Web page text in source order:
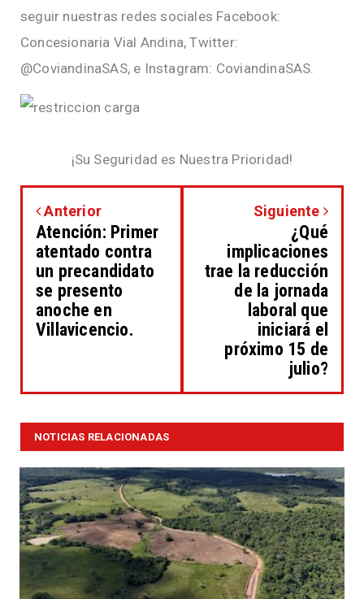
seguir nuestras redes sociales Facebook:
Concesionaria Vial Andina, Twitter:
@CoviandinaSAS, e Instagram: CoviandinaSAS.
¡Su Seguridad es Nuestra Prioridad!
Anterior
Atención: Primer
atentado contra
un precandidato
se presento
anoche en
Villavicencio.
Siguiente
¿Qué
implicaciones
trae la reducción
de la jornada
laboral que
iniciará el
próximo 15 de
julio?
NOTICIAS RELACIONADAS